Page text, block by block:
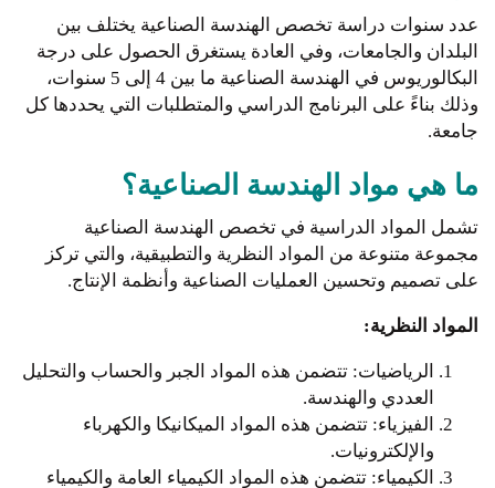
عدد سنوات دراسة تخصص الهندسة الصناعية يختلف بين
البلدان والجامعات، وفي العادة يستغرق الحصول على درجة
البكالوريوس في الهندسة الصناعية ما بين 4 إلى 5 سنوات،
وذلك بناءً على البرنامج الدراسي والمتطلبات التي يحددها كل
جامعة.
ما هي مواد الهندسة الصناعية؟
تشمل المواد الدراسية في تخصص الهندسة الصناعية
مجموعة متنوعة من المواد النظرية والتطبيقية، والتي تركز
على تصميم وتحسين العمليات الصناعية وأنظمة الإنتاج.
المواد النظرية:
الرياضيات: تتضمن هذه المواد الجبر والحساب والتحليل
العددي والهندسة.
الفيزياء: تتضمن هذه المواد الميكانيكا والكهرباء
والإلكترونيات.
الكيمياء: تتضمن هذه المواد الكيمياء العامة والكيمياء